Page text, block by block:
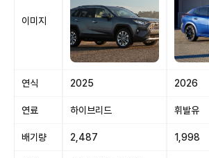
이미지
연식 2025 2026
연료 하이브리드 휘발유
배기량 2,487 1,998